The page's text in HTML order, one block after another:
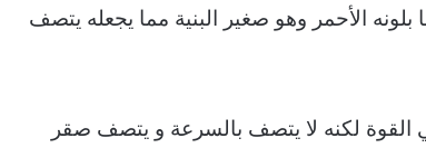
بلونه الأحمر وهو صغير البنية مما يجعله يتصف
القوة لكنه لا يتصف بالسرعة و يتصف صقر